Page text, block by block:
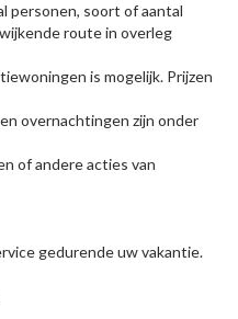
personen, soort of aantal
route in overleg
is mogelijk. Prijzen
overnachtingen zijn onder
of andere acties van
gedurende uw vakantie.